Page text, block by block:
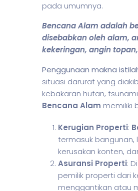
pada umumnya.
Bencana Alam adalah
disebabkan oleh alam,
kekeringan, angin
Penggunaan makna
situasi darurat yang
kebakaran hutan,
Bencana Alam memiliki
Kerugian Properti:
termasuk bangunan,
kerusakan konten,
Asuransi Properti:
pemilik properti dari
menggantikan atau